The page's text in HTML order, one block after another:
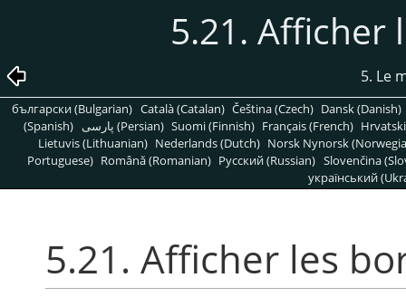
5.21. Afficher
5. Le
български (Bulgarian) Català (Catalan) Čeština (Czech) Dansk (Danish)
(Spanish)
پارسی (Persian) Suomi (Finnish) Français (French)
Lietuvis (Lithuanian) Nederlands (Dutch) Norsk Nynorsk
Portuguese) Română (Romanian) Pусский (Russian) Slovenčina
український
5.21. Afficher les